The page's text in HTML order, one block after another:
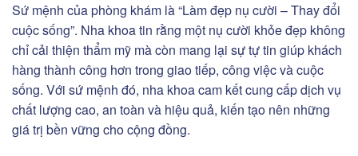
Sứ mệnh của phòng khám là “Làm đẹp nụ cười – Thay đổi
cuộc sống”. Nha khoa tin rằng một nụ cười khỏe đẹp không
chỉ cải thiện thẩm mỹ mà còn mang lại sự tự tin giúp khách
hàng thành công hơn trong giao tiếp, công việc và cuộc
sống. Với sứ mệnh đó, nha khoa cam kết cung cấp dịch vụ
chất lượng cao, an toàn và hiệu quả, kiến tạo nên những
giá trị bền vững cho cộng đồng.